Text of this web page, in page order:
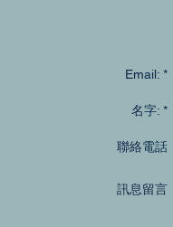
Email: *
名字: *
聯絡電話
訊息留言